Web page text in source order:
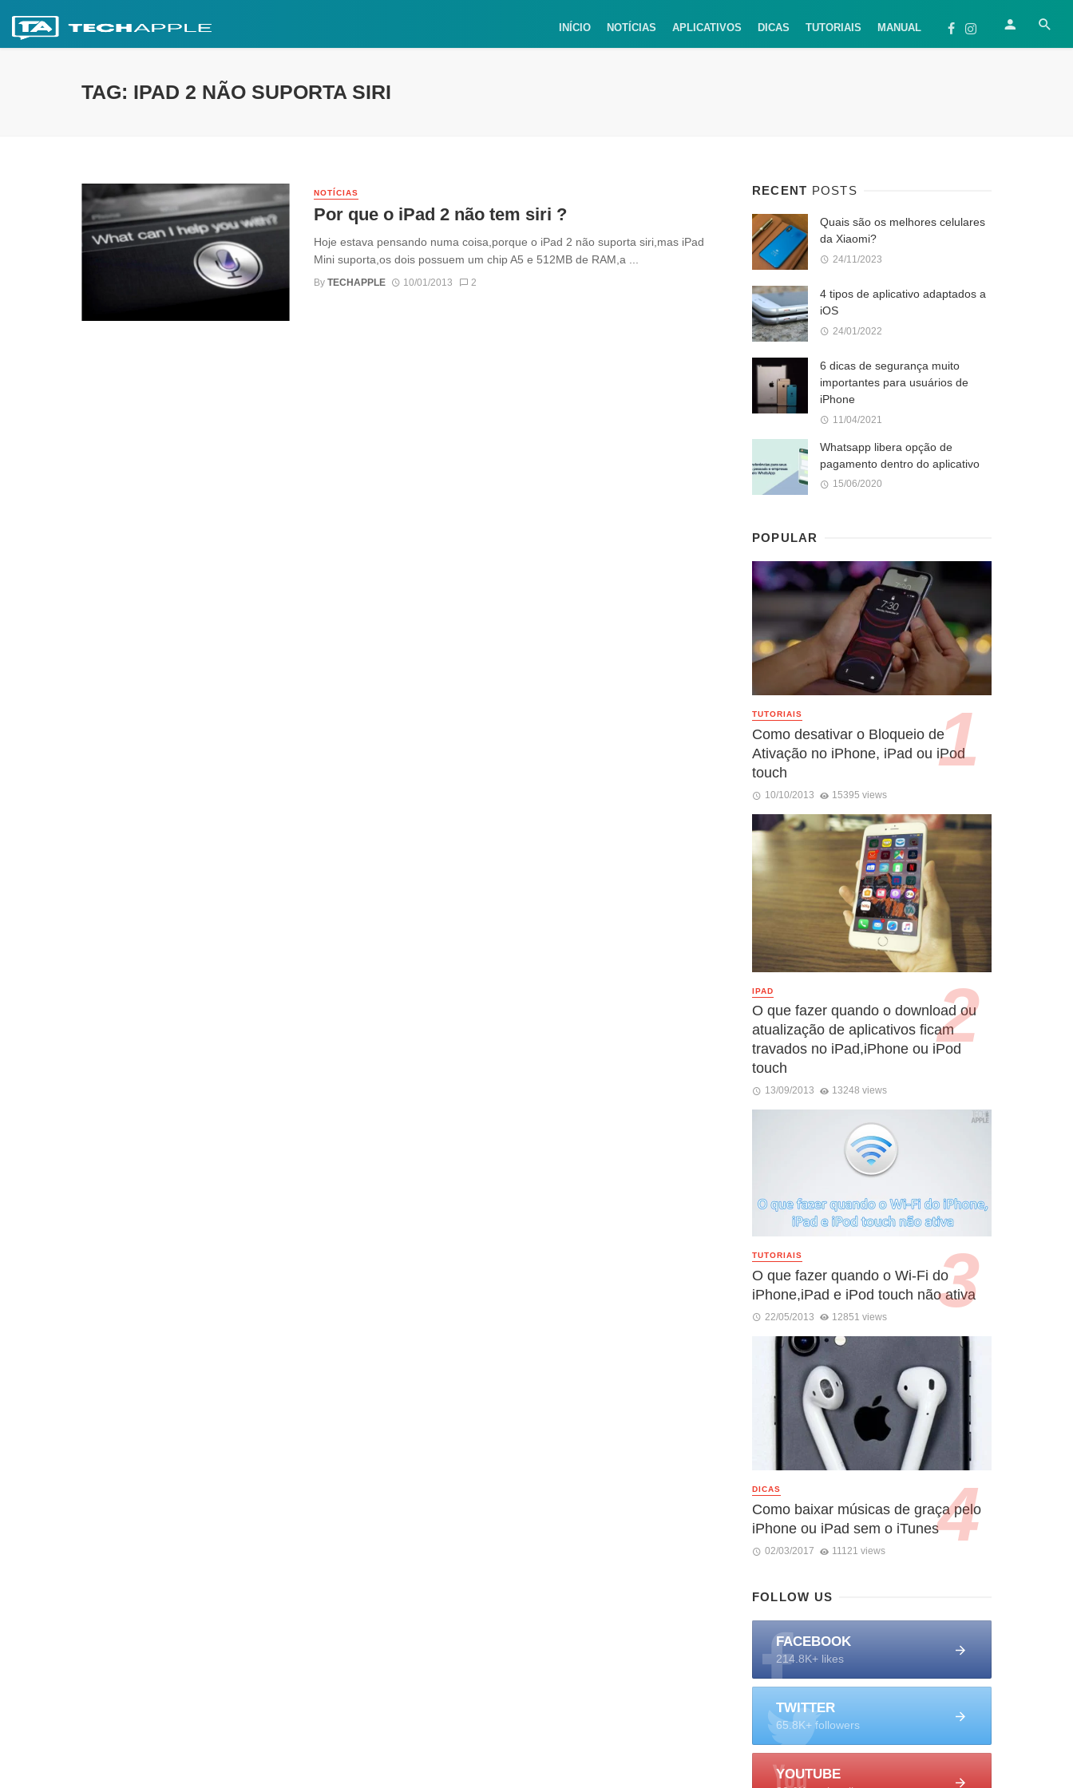
INÍCIO NOTÍCIAS APLICATIVOS DICAS TUTORIAIS MANUAL
TAG: IPAD 2 NÃO SUPORTA SIRI
NOTÍCIAS
Por que o iPad 2 não tem siri ?
Hoje estava pensando numa coisa,porque o iPad 2 não suporta siri,mas iPad
Mini suporta,os dois possuem um chip A5 e 512MB de RAM,a ...
By TECHAPPLE 10/01/2013 2
RECENT POSTS
Quais são os melhores celulares
da Xiaomi?
24/11/2023
4 tipos de aplicativo adaptados a
iOS
24/01/2022
6 dicas de segurança muito
importantes para usuários de
iPhone
11/04/2021
Whatsapp libera opção de
pagamento dentro do aplicativo
15/06/2020
POPULAR
TUTORIAIS
Como desativar o Bloqueio de
Ativação no iPhone, iPad ou iPod
touch
10/10/2013 15395 views
IPAD
O que fazer quando o download ou
atualização de aplicativos ficam
travados no iPad,iPhone ou iPod
touch
13/09/2013 13248 views
TUTORIAIS
O que fazer quando o Wi-Fi do
iPhone,iPad e iPod touch não ativa
22/05/2013 12851 views
DICAS
Como baixar músicas de graça pelo
iPhone ou iPad sem o iTunes
02/03/2017 11121 views
FOLLOW US
FACEBOOK
214.8K+ likes
TWITTER
65.8K+ followers
YOUTUBE